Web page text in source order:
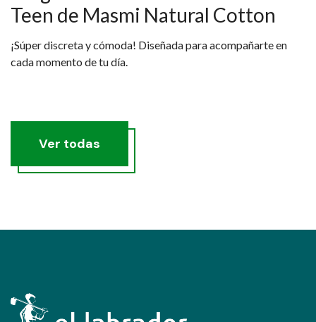
Teen de Masmi Natural Cotton
¡Súper discreta y cómoda! Diseñada para acompañarte en
cada momento de tu día.
Ver todas